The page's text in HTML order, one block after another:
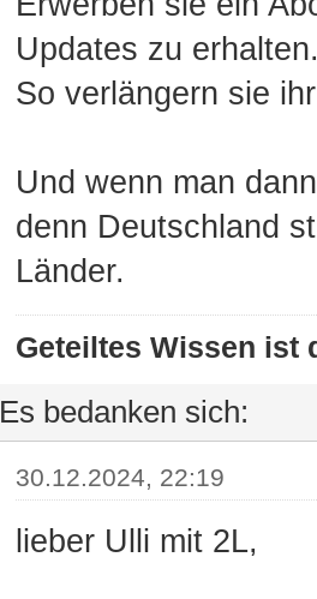
Updates zu
So verlängern sie
Und wenn man
denn Deutschland
Länder.
Geteiltes Wissen ist
Es bedanken sich:
30.12.2024, 22:19
lieber Ulli mit 2L,